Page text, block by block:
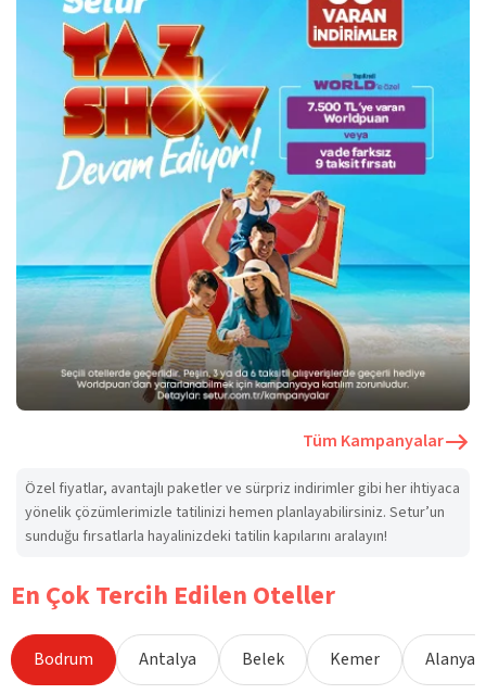
Tüm Kampanyalar
Özel fiyatlar, avantajlı paketler ve sürpriz indirimler gibi her ihtiyaca
yönelik çözümlerimizle tatilinizi hemen planlayabilirsiniz. Setur’un
sunduğu fırsatlarla hayalinizdeki tatilin kapılarını aralayın!
En Çok Tercih Edilen Oteller
Bodrum Antalya Belek Kemer Alanya